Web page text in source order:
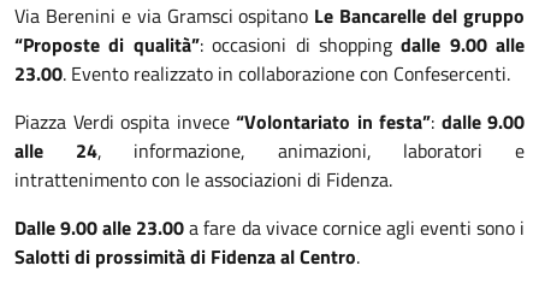
Via Berenini e via Gramsci ospitano Le Bancarelle del gruppo
“Proposte di qualità”: occasioni di shoppingdalle 9.00 alle
23.00. Evento realizzato in collaborazione con Confesercenti.
Piazza Verdi ospita invece “Volontariato in festa”: dalle 9.00
alle 24, informazione, animazioni, laboratori e
intrattenimento con le associazioni di Fidenza.
Dalle 9.00 alle 23.00a fare da vivace cornice agli eventi sono i
Salotti di prossimità di Fidenza al Centro.